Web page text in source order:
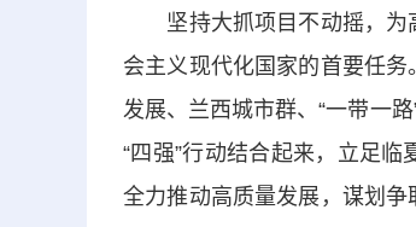
坚持大抓项目不动摇，为
会主义现代化国家的首要任
发展、兰西城市群、“一带一
“四强”行动结合起来，立足
全力推动高质量发展，谋划